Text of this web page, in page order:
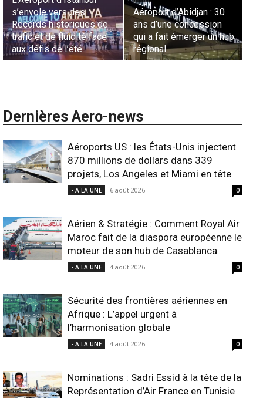
Sécurité des frontières
aériennes en Afrique :
L’appel urgent à
l’harmonisation globale
Aéroport d’Abidjan : 30
ans d’une concession
qui a fait émerger un hub
régional
Dernières Aero-news
Aéroports US : les États-Unis injectent
870 millions de dollars dans 339
projets, Los Angeles et Miami en tête
- A LA UNE 6 août 2026 0
Aérien & Stratégie : Comment Royal Air
Maroc fait de la diaspora européenne le
moteur de son hub de Casablanca
- A LA UNE 4 août 2026 0
Sécurité des frontières aériennes en
Afrique : L’appel urgent à
l’harmonisation globale
- A LA UNE 4 août 2026 0
Nominations : Sadri Essid à la tête de la
Représentation d’Air France en Tunisie